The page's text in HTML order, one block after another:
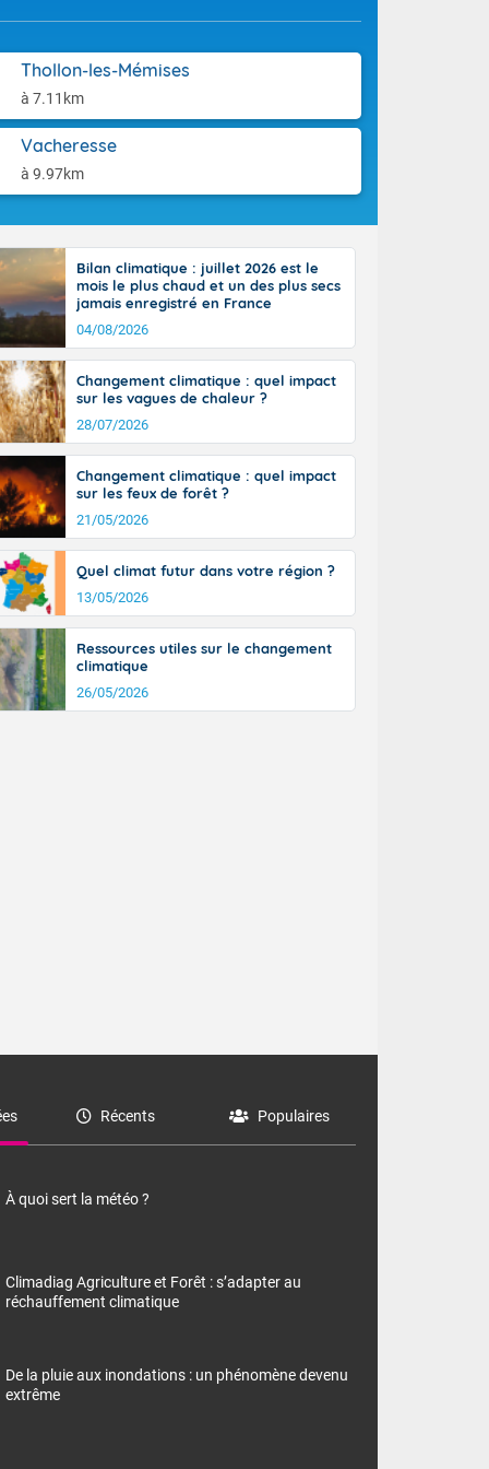
Thollon-les-Mémises
à 7.11km
Vacheresse
à 9.97km
Midi-
nord du
Les
totalité du
Bilan climatique : juillet 2026 est le
mois le plus chaud et un des plus secs
jamais enregistré en France
04/08/2026
Changement climatique : quel impact
sur les vagues de chaleur ?
28/07/2026
Changement climatique : quel impact
sur les feux de forêt ?
21/05/2026
Quel climat futur dans votre région ?
13/05/2026
Ressources utiles sur le changement
climatique
26/05/2026
Récents Populaires
À quoi sert la météo ?
Climadiag Agriculture et Forêt : s’adapter au
réchauffement climatique
De la pluie aux inondations : un phénomène devenu
extrême